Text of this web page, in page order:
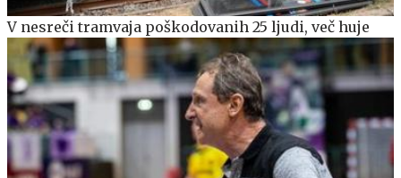
V nesreči tramvaja poškodovanih 25 ljudi, več huje